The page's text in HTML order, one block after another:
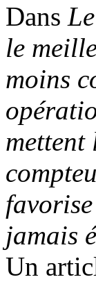
Dans
le
moins
mettent
jamais
Un